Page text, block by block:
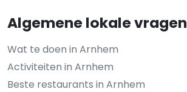
Algemene lokale vragen
Wat te doen in Arnhem
Activiteiten in Arnhem
Beste restaurants in Arnhem